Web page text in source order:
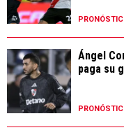
Ángel
paga su